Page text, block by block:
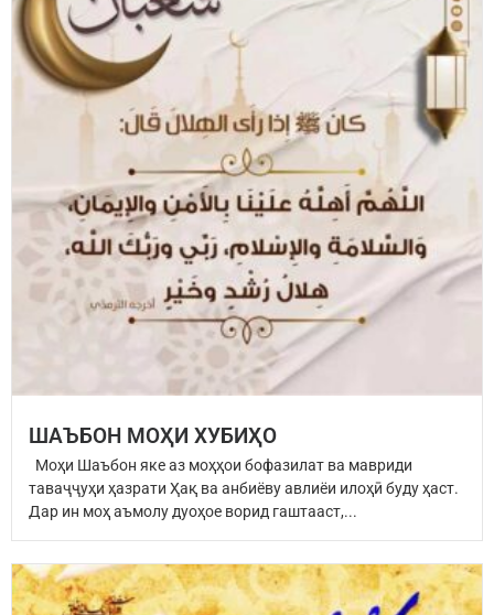
ШАЪБОН МОҲИ ХУБИҲО
Моҳи Шаъбон яке аз моҳҳои бофазилат ва мавриди
таваҷҷуҳи ҳазрати Ҳақ ва анбиёву авлиёи илоҳӣ буду ҳаст.
Дар ин моҳ аъмолу дуоҳое ворид гаштааст,...